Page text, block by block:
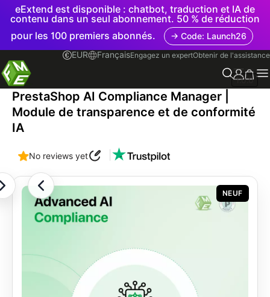
eExtend est disponible : chatbot, traduction et IA de
contenu dans un seul abonnement. 50 % de réduction
pour les 100 premiers abonnés.
→ Code: Launch26
EUR
FrançaisEngagez un expertObtenir de l'assistance
NEUF
1.0.0
PrestaShop AI Compliance Manager |
Module de transparence et de conformité
IA
No reviews yet